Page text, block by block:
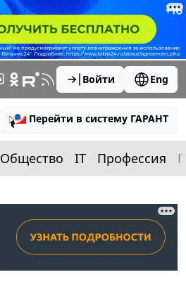
Войти Eng
Перейти в систему ГАРАНТ
Общество IT Профессия